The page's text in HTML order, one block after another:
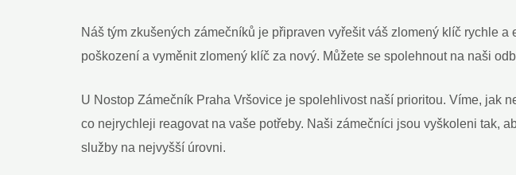
Náš tým zkušených zámečníků je připraven vyřešit váš zlomený klíč rychle
poškození a vyměnit zlomený klíč za nový. Můžete se spolehnout na naši
U Nostop Zámečník Praha Vršovice je spolehlivost naší prioritou. Víme, jak
co nejrychleji reagovat na vaše potřeby. Naši zámečníci jsou vyškoleni tak,
služby na nejvyšší úrovni.